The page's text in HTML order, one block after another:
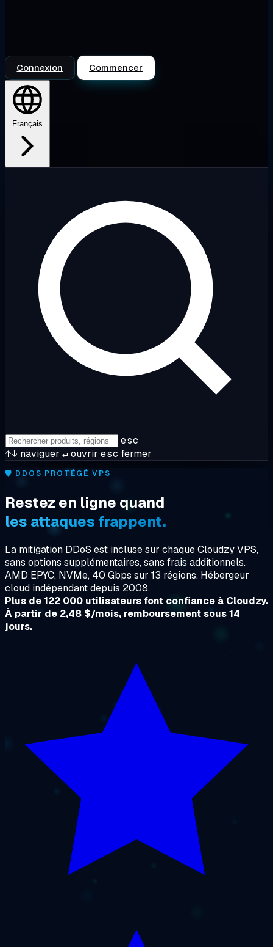
Connexion Commencer
Français
esc
↑↓ naviguer ↵ouvrir esc fermer
🛡️ DDOS PROTÉGÉ VPS
Restez en ligne quand
les attaques frappent.
La mitigation DDoS est incluse sur chaque Cloudzy VPS,
sans options supplémentaires, sans frais additionnels.
AMD EPYC, NVMe, 40 Gbps sur 13 régions. Hébergeur
cloud indépendant depuis 2008.
Plus de 122 000 utilisateurs font confiance à Cloudzy.
À partir de 2,48 $/mois, remboursement sous 14
jours.